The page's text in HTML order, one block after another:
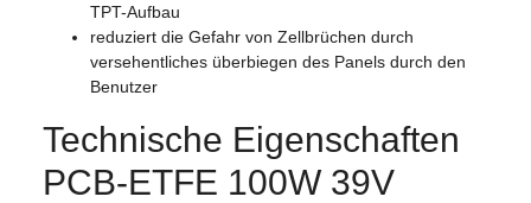
TPT-Aufbau
reduziert die Gefahr von Zellbrüchen durch
versehentliches überbiegen des Panels durch den
Benutzer
Technische Eigenschaften
PCB-ETFE 100W 39V